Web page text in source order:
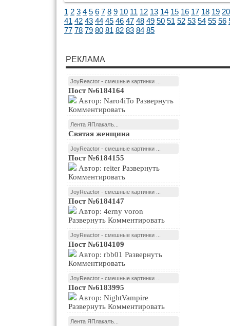
1 2 3 4 5 6 7 8 9 10 11 12 13 14 15 16 17 18 19 20
41 42 43 44 45 46 47 48 49 50 51 52 53 54 55 56
77 78 79 80 81 82 83 84 85
РЕКЛАМА
JoyReactor - смешные картинки ...
Пост №6184164
Комментировать
Лента ЯПлакалъ...
Святая женщина
JoyReactor - смешные картинки ...
Пост №6184155
Комментировать
JoyReactor - смешные картинки ...
Пост №6184147
Развернуть Комментировать
JoyReactor - смешные картинки ...
Пост №6184109
Комментировать
JoyReactor - смешные картинки ...
Пост №6183995
Развернуть Комментировать
Лента ЯПлакалъ...